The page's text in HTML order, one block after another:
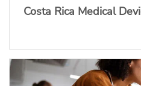
Costa Rica Medical